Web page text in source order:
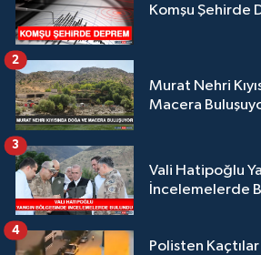
Komşu Şehirde
Murat Nehri
Macera
2
Vali Hatipoğlu
İncelemelerde
3
Polisten
4